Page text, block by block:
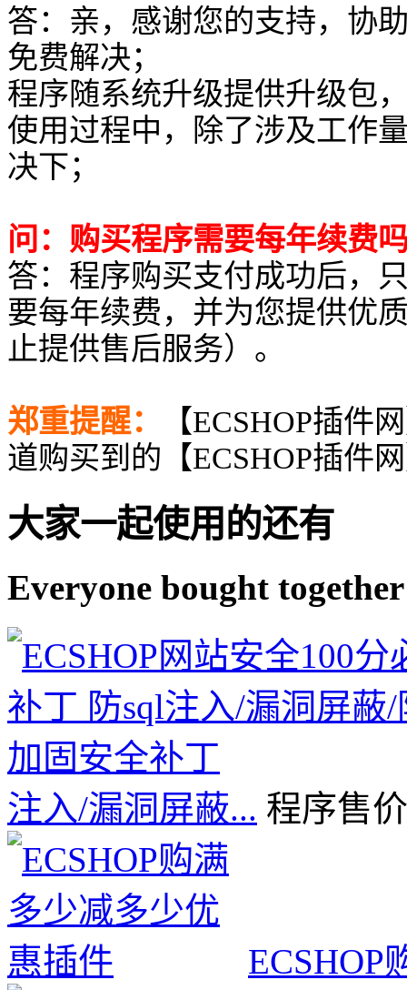
答：亲，感谢您的支持，协
免费解决；
程序随系统升级提供升级包
使用过程中，除了涉及工作
决下；
问：购买程序需要每年续费
答：程序购买支付成功后，
要每年续费，并为您提供优
止提供售后服务）。
郑重提醒：
【ECSHOP插件
道购买到的【ECSHOP插件
大家一起使用的还有
Everyone bought together
注入/漏洞屏蔽... 程序售
ECSHOP